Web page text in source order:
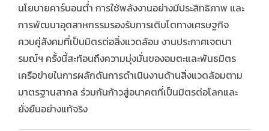
นโยบายคาร์บอนต่ำ การใช้พลังงานอย่างมีประสิทธิภาพ และ
การพัฒนาอุตสาหกรรมรองรับการเติบโตทางเศรษฐกิจ
ควบคู่สังคมที่เป็นมิตรต่อสิ่งแวดล้อม งานประกาศเจตนา
รมณ์ฯ ครั้งนี้สะท้อนถึงความมุ่งมั่นของอมตะและพันธมิตร
เครือข่ายในการผลักดันการดำเนินงานด้านสิ่งแวดล้อมตาม
มาตรฐานสากล ร่วมกันก้าวสู่อนาคตที่เป็นมิตรต่อโลกและ
ยั่งยืนอย่างแท้จริง